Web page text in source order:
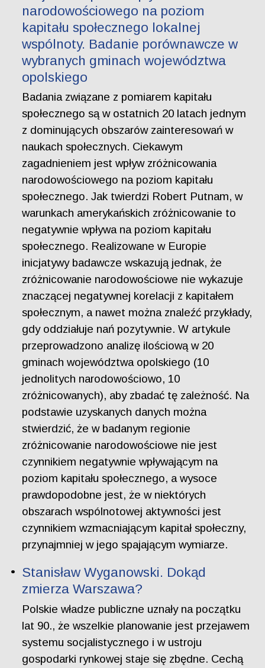
narodowościowego na poziom
kapitału społecznego lokalnej
wspólnoty. Badanie porównawcze w
wybranych gminach województwa
opolskiego
Badania związane z pomiarem kapitału
społecznego są w ostatnich 20 latach jednym
z dominujących obszarów zainteresowań w
naukach społecznych. Ciekawym
zagadnieniem jest wpływ zróżnicowania
narodowościowego na poziom kapitału
społecznego. Jak twierdzi Robert Putnam, w
warunkach amerykańskich zróżnicowanie to
negatywnie wpływa na poziom kapitału
społecznego. Realizowane w Europie
inicjatywy badawcze wskazują jednak, że
zróżnicowanie narodowościowe nie wykazuje
znaczącej negatywnej korelacji z kapitałem
społecznym, a nawet można znaleźć przykłady,
gdy oddziałuje nań pozytywnie. W artykule
przeprowadzono analizę ilościową w 20
gminach województwa opolskiego (10
jednolitych narodowościowo, 10
zróżnicowanych), aby zbadać tę zależność. Na
podstawie uzyskanych danych można
stwierdzić, że w badanym regionie
zróżnicowanie narodowościowe nie jest
czynnikiem negatywnie wpływającym na
poziom kapitału społecznego, a wysoce
prawdopodobne jest, że w niektórych
obszarach wspólnotowej aktywności jest
czynnikiem wzmacniającym kapitał społeczny,
przynajmniej w jego spajającym wymiarze.
Stanisław Wyganowski. Dokąd
zmierza Warszawa?
Polskie władze publiczne uznały na początku
lat 90., że wszelkie planowanie jest przejawem
systemu socjalistycznego i w ustroju
gospodarki rynkowej staje się zbędne. Cechą